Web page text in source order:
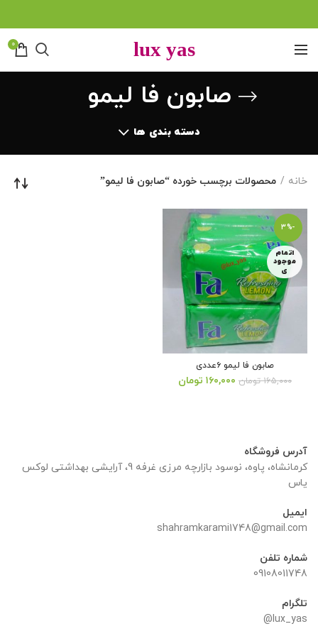
0
صابون فا لیمو
دسته بندی ها
خانه محصولات برچسب خورده “صابون فا لیمو”
-3%
اتمام
موجود
ی
صابون فا لیمو ۶عددی
۱۶۵,۰۰۰ تومان قیمت
۱۶۰,۰۰۰ تومان
آدرس فروشگاه
کرمانشاه، پاوه، نوسود بازارچه مرزی غرفه 9، آرایشی بهداشتی لوکس
یاس
ایمیل
shahramkarami1748@gmail.com
شماره تلفن
09108011748
تلگرام
lux_yas@